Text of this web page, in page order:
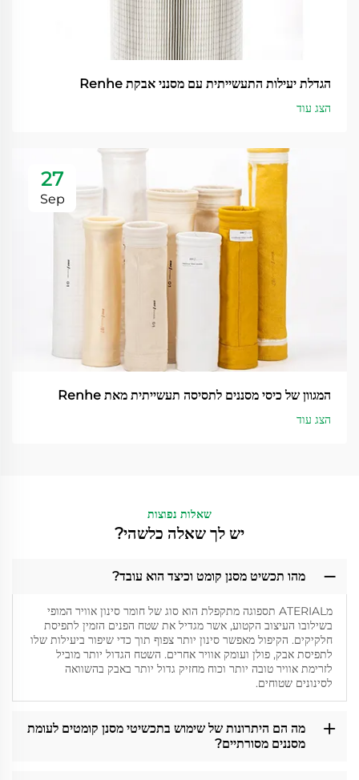
הגדלת יעילות התעשייתית עם מסנני אבקת Renhe
הצג עוד
27
Sep
המגוון של כיסי מסננים לתסיסה תעשייתית מאת Renhe
הצג עוד
שאלות נפוצות
יש לך שאלה כלשהי?
מהו תכשיט מסנן קומט וכיצד הוא עובד?
מATERIAL תספוגה מתקפלת הוא סוג של חומר סינון אוויר המופי
בשילובו העיצוב הקטוע, אשר מגדיל את שטח הפנים הזמין לתפיסת
חלקיקים. הקיפול מאפשר סינון יותר צפוף תוך כדי שיפור ביעילות שלו
לתפיסת אבק, פולן ועומק אוויר אחרים. השטח הגדול יותר מוביל
לזרימת אוויר טובה יותר וכוח מחזיק גדול יותר באבק בהשוואה
לסינונים שטוחים.
מה הם היתרונות של שימוש בתכשיטי מסנן קומטים לעומת
מסננים מסורתיים?